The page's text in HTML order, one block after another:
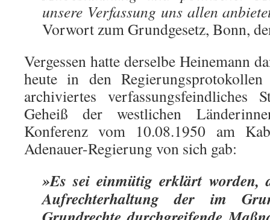
unsere Verfassung uns allen
Vorwort zum Grundgesetz, Bonn,
Vergessen hatte derselbe Heinemann
heute in den
archiviertes verfassungsfeindliches
Geheiß der westlichen
Konferenz vom 10.08.1950 am
Adenauer-Regierung von sich gab:
»Es sei einmütig erklärt worden,
Aufrechterhaltung der im